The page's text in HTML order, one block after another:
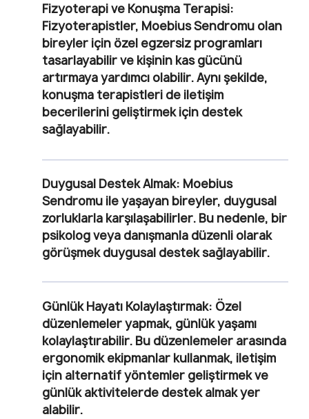
Fizyoterapi ve Konuşma Terapisi:
Fizyoterapistler, Moebius Sendromu olan
bireyler için özel egzersiz programları
tasarlayabilir ve kişinin kas gücünü
artırmaya yardımcı olabilir. Aynı şekilde,
konuşma terapistleri de iletişim
becerilerini geliştirmek için destek
sağlayabilir.
Duygusal Destek Almak: Moebius
Sendromu ile yaşayan bireyler, duygusal
zorluklarla karşılaşabilirler. Bu nedenle, bir
psikolog veya danışmanla düzenli olarak
görüşmek duygusal destek sağlayabilir.
Günlük Hayatı Kolaylaştırmak: Özel
düzenlemeler yapmak, günlük yaşamı
kolaylaştırabilir. Bu düzenlemeler arasında
ergonomik ekipmanlar kullanmak, iletişim
için alternatif yöntemler geliştirmek ve
günlük aktivitelerde destek almak yer
alabilir.